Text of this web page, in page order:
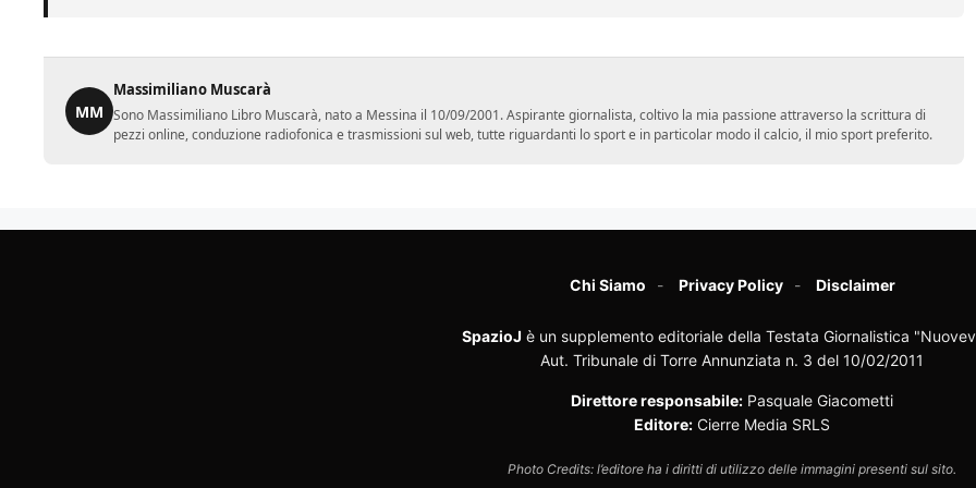
MM
Massimiliano Muscarà
Sono Massimiliano Libro Muscarà, nato a Messina il 10/09/2001. Aspirante giornalista, coltivo la mia passione attraverso la scrittura di
pezzi online, conduzione radiofonica e trasmissioni sul web, tutte riguardanti lo sport e in particolar modo il calcio, il mio sport preferito.
Chi Siamo Privacy Policy Disclaimer
SpazioJ è un supplemento editoriale della Testata Giornalistica
Aut. Tribunale di Torre Annunziata n. 3 del 10/02/2011
Direttore responsabile: Pasquale Giacometti
Editore: Cierre Media SRLS
Photo Credits: l’editore ha i diritti di utilizzo delle immagini presenti sul sito.